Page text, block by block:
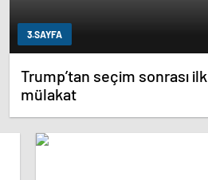
3.SAYFA
Trump’tan seçim sonrası ilk
mülakat